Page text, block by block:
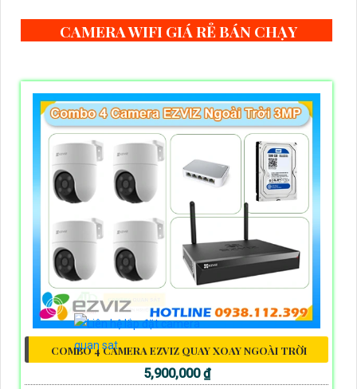
CAMERA WIFI GIÁ RẺ BÁN CHẠY
COMBO 4 CAMERA EZVIZ QUAY XOAY NGOÀI TRỜI
5,900,000 ₫